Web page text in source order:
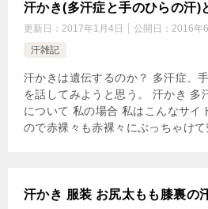
汗かき(多汗症と手のひらの汗)
更新日： 2017年1月4日 公開日： 2016年
汗雑記
汗かきは遺伝するのか？ 多汗症、
を話してみようと思う。 汗かき 多
について 私の場合 私はこんなサイ
ので赤裸々も赤裸々にぶっちゃけ
汗かき 服装 お尻太もも膝裏の